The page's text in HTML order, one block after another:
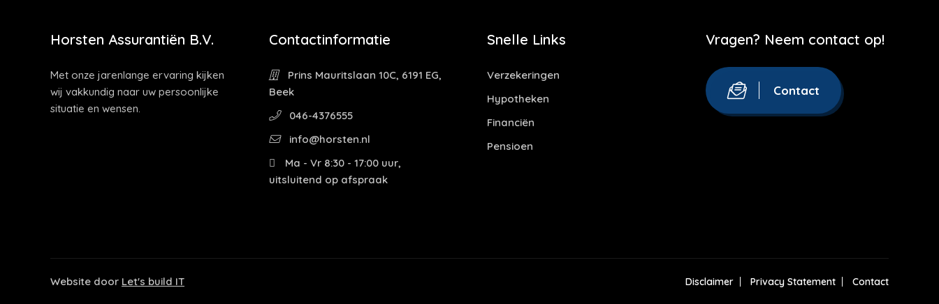
Horsten Assurantiën B.V.
Met onze jarenlange ervaring kijken
wij vakkundig naar uw persoonlijke
situatie en wensen.
Contactinformatie
Prins Mauritslaan 10C, 6191 EG,
Beek
046-4376555
info@horsten.nl
Ma - Vr 8:30 - 17:00 uur,
uitsluitend op afspraak
Snelle Links
Verzekeringen
Hypotheken
Financiën
Pensioen
Vragen? Neem contact op!
Contact
Website door Let's build IT Disclaimer Privacy Statement Contact